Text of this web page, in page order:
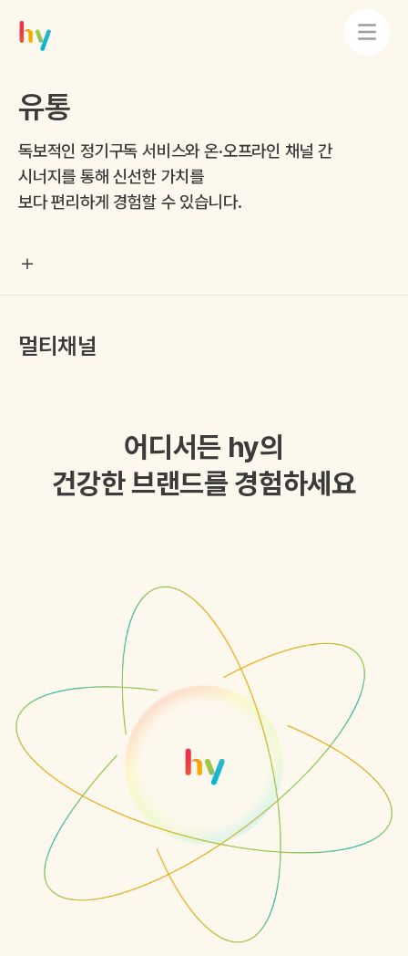
유통
독보적인 정기구독 서비스와 온·오프라인 채널 간
시너지를 통해 신선한 가치를
보다 편리하게 경험할 수 있습니다.
멀티채널
어디서든 hy의
건강한 브랜드를 경험하세요